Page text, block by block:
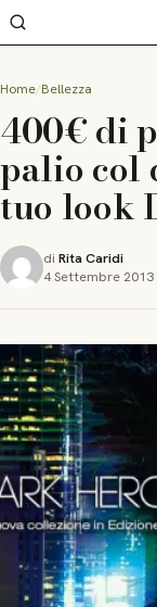
Home Bellezza
400€ di
palio col
tuo look
di Rita Caridi
4 Settembre 2013